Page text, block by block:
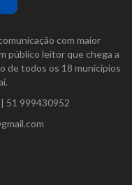
com maior
público leitor que chega a
de todos os 18 municípios
| 51 999430952